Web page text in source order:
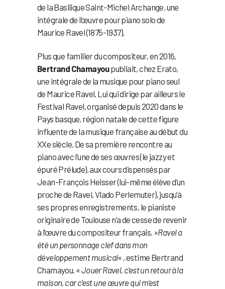
de la Basilique Saint-Michel Archange, une
intégrale de l’œuvre pour piano solo de
Maurice Ravel (1875-1937).
Plus que familier du compositeur, en 2016,
Bertrand Chamayoupubliait, chez Erato,
une intégrale de la musique pour piano seul
de Maurice Ravel. Lui qui dirige par ailleurs le
Festival Ravel, organisé depuis 2020 dans le
Pays basque, région natale de cette figure
influente de la musique française au début du
XXe siècle. De sa première rencontre au
piano avec l’une de ses œuvres (le jazzy et
épuré Prélude), aux cours dispensés par
Jean-François Heisser (lui-même élève d’un
proche de Ravel, Vlado Perlemuter), jusqu’à
ses propres enregistrements, le pianiste
originaire de Toulouse n’a de cesse de revenir
à l’œuvre du compositeur français. »Ravel a
été un personnage clef dans mon
développement musical« , estime Bertrand
Chamayou. «Jouer Ravel, c’est un retour à la
maison, car c’est une œuvre qui m’est